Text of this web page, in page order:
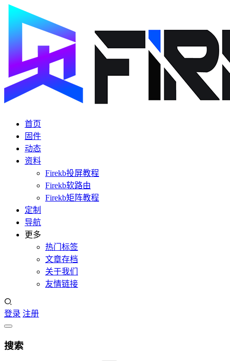
首页
固件
动态
资料
Firekb投屏教程
Firekb软路由
Firekb矩阵教程
定制
导航
更多
热门标签
文章存档
关于我们
友情链接
登录 注册
搜索